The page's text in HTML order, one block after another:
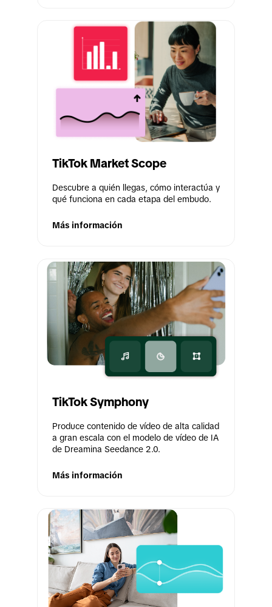
TikTok Market Scope
Descubre a quién llegas, cómo interactúa y
qué funciona en cada etapa del embudo.
Más información
TikTok Symphony
Produce contenido de vídeo de alta calidad
a gran escala con el modelo de vídeo de IA
de Dreamina Seedance 2.0.
Más información